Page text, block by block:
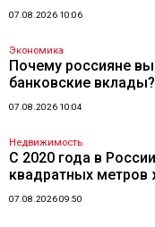
07.08.2026 10:06
Экономика
Почему россияне
банковские вклады?
07.08.2026 10:04
Недвижимость
С 2020 года в
квадратных метров
07.08.2026 09:50